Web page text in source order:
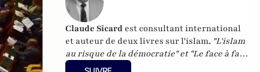
Claude Sicard est consultant international
et auteur de deux livres sur l'islam, "L'islam
au risque de la démocratie"et"Le face à face
islam chrétienté-Quel destin pour l'Europe